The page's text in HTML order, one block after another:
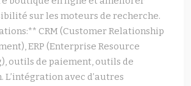
sur les moteurs de recherche.
CRM (Customer Relationship
ERP (Enterprise Resource
outils de paiement, outils de
L’intégration avec d’autres